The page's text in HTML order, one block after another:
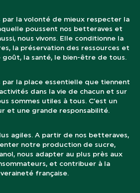
par la volonté de mieux respecter la
poussent nos betteraves et
nous vivons. Elle conditionne la
la préservation des ressources et
goût, la santé, le bien-être de tous.
par la place essentielle que tiennent
dans la vie de chacun et sur
sommes utiles à tous. C’est un
et une grande responsabilité.
agiles. A partir de nos betteraves,
notre production de sucre,
nous adapter au plus près aux
et contribuer à la
française.